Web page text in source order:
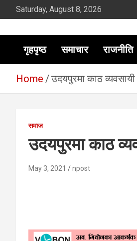
Skip
to
content
Saturday, August 8, 2026
गृहपृष्ठ समाचार राजनीति
Home उदयपुरमा काठ
समाज
उदयपुरमा काठ
May 3, 2021 npost